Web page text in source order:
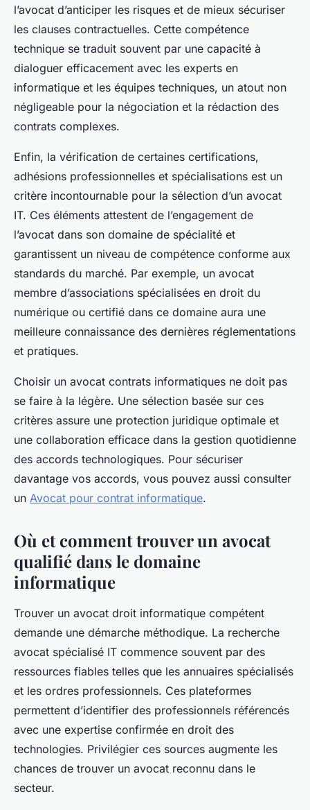
l’avocat d’anticiper les risques et de mieux sécuriser
les clauses contractuelles. Cette compétence
technique se traduit souvent par une capacité à
dialoguer efficacement avec les experts en
informatique et les équipes techniques, un atout non
négligeable pour la négociation et la rédaction des
contrats complexes.
Enfin, la vérification de certaines certifications,
adhésions professionnelles et spécialisations est un
critère incontournable pour la sélection d’un avocat
IT. Ces éléments attestent de l’engagement de
l’avocat dans son domaine de spécialité et
garantissent un niveau de compétence conforme aux
standards du marché. Par exemple, un avocat
membre d’associations spécialisées en droit du
numérique ou certifié dans ce domaine aura une
meilleure connaissance des dernières réglementations
et pratiques.
Choisir un avocat contrats informatiques ne doit pas
se faire à la légère. Une sélection basée sur ces
critères assure une protection juridique optimale et
une collaboration efficace dans la gestion quotidienne
des accords technologiques. Pour sécuriser
davantage vos accords, vous pouvez aussi consulter
un Avocat pour contrat informatique.
Où et comment trouver un avocat
qualifié dans le domaine
informatique
Trouver un avocat droit informatique compétent
demande une démarche méthodique. La recherche
avocat spécialisé IT commence souvent par des
ressources fiables telles que les annuaires spécialisés
et les ordres professionnels. Ces plateformes
permettent d’identifier des professionnels référencés
avec une expertise confirmée en droit des
technologies. Privilégier ces sources augmente les
chances de trouver un avocat reconnu dans le
secteur.